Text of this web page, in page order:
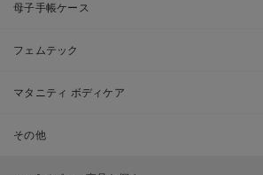
母子手帳ケース
フェムテック
マタニティ ボディケア
その他